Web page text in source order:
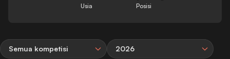
Usia Posisi
Semua kompetisi 2026